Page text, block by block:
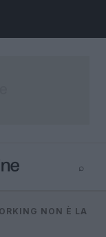
⌕
⌕ ×
NON È LA